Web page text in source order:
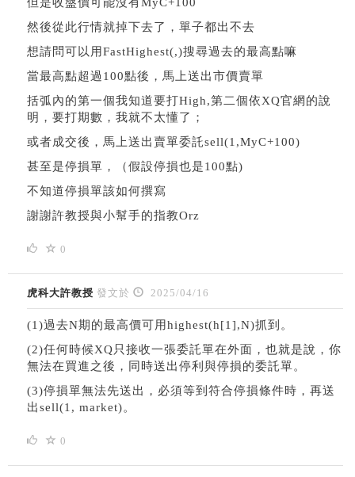
然後從此行情就掉下去了，單子都出不去
想請問可以用FastHighest(,)搜尋過去的最高點嘛
當最高點超過100點後，馬上送出市價賣單
括弧內的第一個我知道要打High,第二個依XQ官網的說
明，要打期數，我就不太懂了；
或者成交後，馬上送出賣單委託sell(1,MyC+100)
甚至是停損單，（假設停損也是100點)
不知道停損單該如何撰寫
謝謝許教授與小幫手的指教Orz
0
虎科大許教授 發文於 2025/04/16
(1)過去N期的最高價可用highest(h[1],N)抓到。
(2)任何時候XQ只接收一張委託單在外面，也就是說，你
無法在買進之後，同時送出停利與停損的委託單。
(3)停損單無法先送出，必須等到符合停損條件時，再送
出sell(1, market)。
0